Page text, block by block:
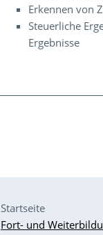
Erkennen von
Steuerliche
Ergebnisse
Startseite
Fort- und